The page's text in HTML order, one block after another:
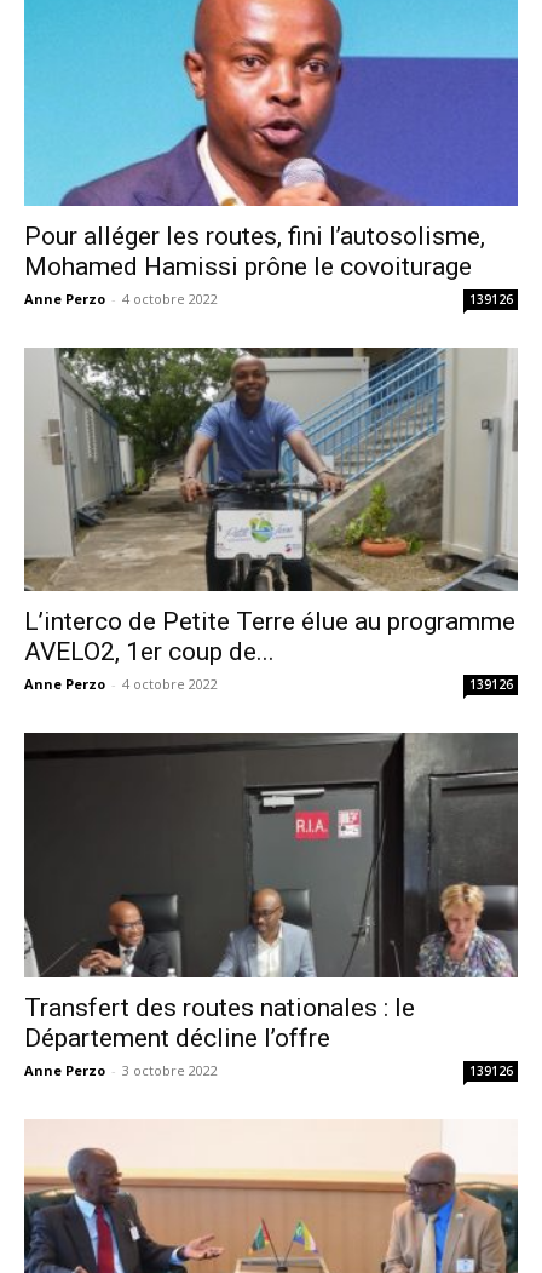
Pour alléger les routes, fini l’autosolisme,
Mohamed Hamissi prône le covoiturage
Anne Perzo - 4 octobre 2022 139126
L’interco de Petite Terre élue au programme
AVELO2, 1er coup de...
Anne Perzo - 4 octobre 2022 139126
Transfert des routes nationales : le
Département décline l’offre
Anne Perzo - 3 octobre 2022 139126